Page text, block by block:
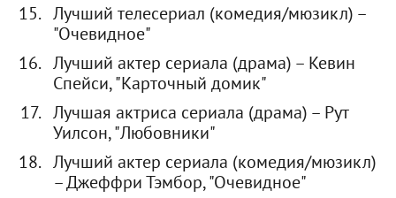
Лучший телесериал (комедия/мюзикл) –
"Очевидное"
Лучший актер сериала (драма) – Кевин
Спейси, "Карточный домик"
Лучшая актриса сериала (драма) – Рут
Уилсон, "Любовники"
Лучший актер сериала (комедия/мюзикл)
– Джеффри Тэмбор, "Очевидное"